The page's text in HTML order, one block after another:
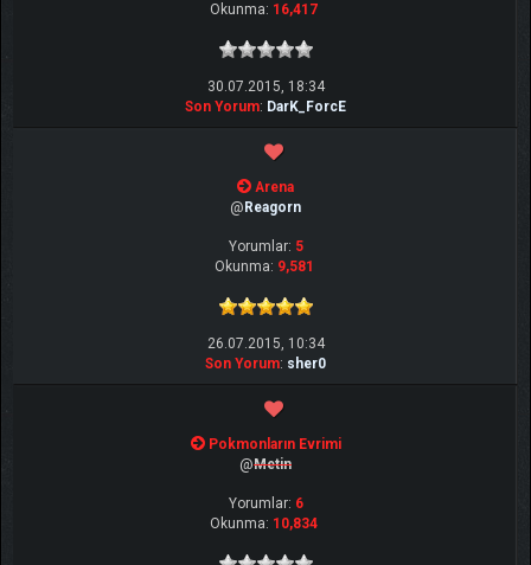
Okunma: 16,417
30.07.2015, 18:34
Son Yorum: DarK_ForcE
Arena
@ Reagorn
Yorumlar: 5
Okunma: 9,581
26.07.2015, 10:34
Son Yorum: sher0
Pokmonların Evrimi
@Metin
Yorumlar: 6
Okunma: 10,834